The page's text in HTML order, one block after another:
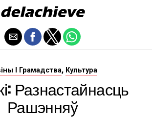
І Грамадства, Культура
Разнастайнасць
Рашэнняў